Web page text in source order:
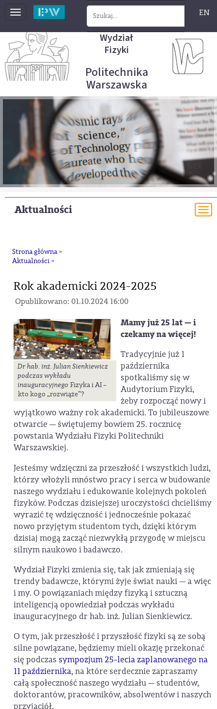
Toggle
EN
Wydział
Fizyki
Politechnika
Warszawska
Aktualności
Strona główna »
Aktualności »
Rok akademicki 2024-2025
Opublikowano: 01.10.2024 16:00
Dr hab. inż. Julian Sienkiewicz
podczas wykładu
inauguracyjnego Fizyka i AI –
kto kogo „rozwiąże”?
Mamy już 25 lat — i
czekamy na więcej!
Tradycyjnie już 1
października
spotkaliśmy się w
Audytorium Fizyki,
żeby rozpocząć nowy i
wyjątkowo ważny rok akademicki. To jubileuszowe
otwarcie — świętujemy bowiem 25. rocznicę
powstania Wydziału Fizyki Politechniki
Warszawskiej.
Jesteśmy wdzięczni za przeszłość i wszystkich ludzi,
którzy włożyli mnóstwo pracy i serca w budowanie
naszego wydziału i edukowanie kolejnych pokoleń
fizyków. Podczas dzisiejszej uroczystości chcieliśmy
wyrazić tę wdzięczność i jednocześnie pokazać
nowo przyjętym studentom tych, dzięki którym
dzisiaj mogą zacząć niezwykłą przygodę w miejscu
silnym naukowo i badawczo.
Wydział Fizyki zmienia się, tak jak zmieniają się
trendy badawcze, którymi żyje świat nauki — a więc
i my. O powiązaniach między fizyką i sztuczną
inteligencją opowiedział podczas wykładu
inauguracyjnego dr hab. inż. Julian Sienkiewicz.
O tym, jak przeszłość i przyszłość fizyki są ze sobą
silne powiązane, będziemy mieli okazję przekonać
się podczas sympozjum 25-lecia zaplanowanego na
11 października, na które serdecznie zapraszamy
całą społeczność naszego wydziału — studentów,
doktorantów, pracowników, absolwentów i naszych
przyjaciół.